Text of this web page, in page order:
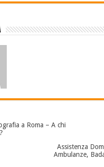
a Roma – A chi
Assistenza
Ambulanze,